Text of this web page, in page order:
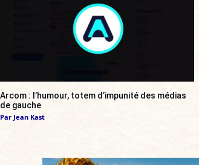
Arcom : l’humour, totem d’impunité des médias
de gauche
Par Jean Kast